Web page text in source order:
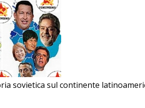
sovietica sul continente